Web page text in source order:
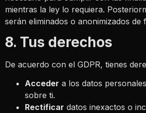
mientras la ley lo requiera.
serán eliminados o anonimizados de
8. Tus derechos
De acuerdo con el GDPR, tienes
Acceder a los datos
sobre ti.
Rectificar datos inexactos o